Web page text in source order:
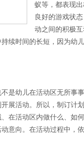
蚁等，都表现
良好的游戏状
动之间的积极
续时间的长短，因为幼
是幼儿在活动区无所事
展活动。所以，制订计
在活动区内做什么、如
意向。在活动过程中，